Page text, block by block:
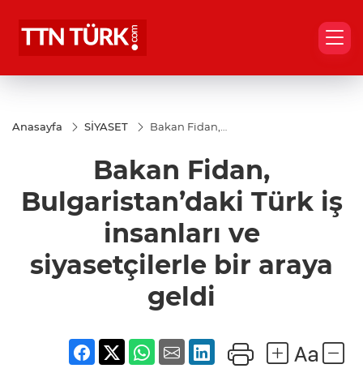
Anasayfa SİYASET
Bakan Fidan,
ve siyasetçilerle
bir araya geldi
Bakan Fidan,
Bulgaristan’daki Türk iş
insanları ve
siyasetçilerle bir araya
geldi